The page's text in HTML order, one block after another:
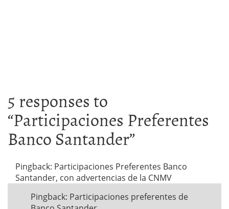
5 responses to
“Participaciones Preferentes
Banco Santander”
Pingback: Participaciones Preferentes Banco
Santander, con advertencias de la CNMV
Pingback: Participaciones preferentes de